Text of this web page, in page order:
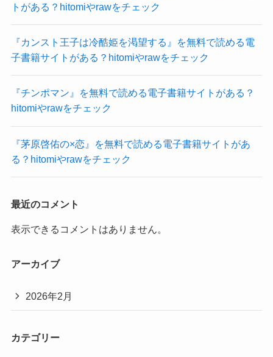
トがある？hitomiやrawをチェック
『カンスト王子は冷酷姫を渇望する』を無料で読める電
子書籍サイトがある？hitomiやrawをチェック
『チンポマン』を無料で読める電子書籍サイトがある？
hitomiやrawをチェック
『茅原啓佑の×恋』を無料で読める電子書籍サイトがあ
る？hitomiやrawをチェック
最近のコメント
表示できるコメントはありません。
アーカイブ
2026年2月
カテゴリー